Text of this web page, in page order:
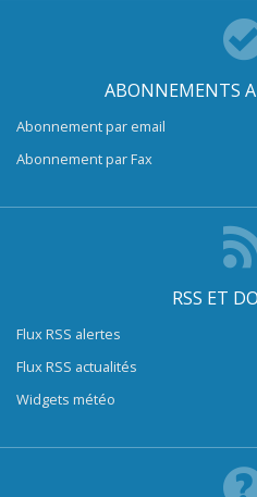
ABONNEMENTS
Abonnement par email
Abonnement par Fax
RSS ET
Flux RSS alertes
Flux RSS actualités
Widgets météo